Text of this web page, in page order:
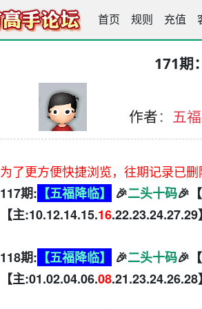
首页 规则 充值
富甲一方高手论坛
171期
作者： 五
为了更方便快捷浏览，往期记录已删
117期: 【五福降临】 🎉二头十码🎉【
【主:10.12.14.15.16.22.23.24.27.29】
118期: 【五福降临】 🎉二头十码🎉【
【主:01.02.04.06.08.21.23.24.26.28】